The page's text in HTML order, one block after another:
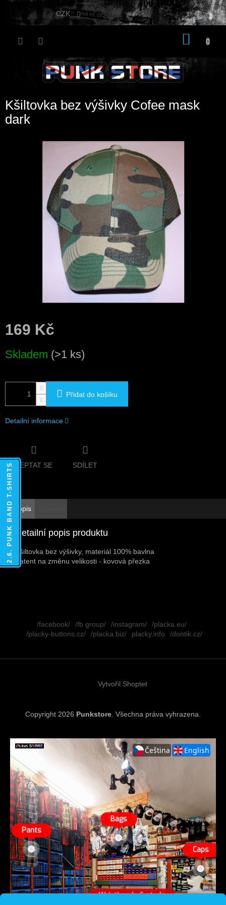
Přejít
CZK
Kšiltovka bez výšivky Cofee mask
dark
169 Kč
cena:
Skladem (>1 ks)
Přidat do košíku
Detailní informace
ZEPTAT SE SDÍLET
Popis
Detailní popis produktu
Kšiltovka bez výšivky, materiál 100% bavlna
Patent na změnu velikosti - kovová přezka
/facebook/ /fb group/ /instagram/
/placka.eu/
/placky-buttons.cz/
/placka.biz/ placky.info /dontik.cz/
Vytvořil Shoptet
Copyright 2026 Punkstore . Všechna práva vyhrazena.
2.6. PUNK BAND T-SHIRTS